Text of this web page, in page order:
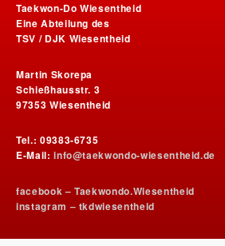
Taekwon-Do Wiesentheid
Eine Abteilung des
TSV / DJK Wiesentheid
Martin Skorepa
Schießhausstr. 3
97353 Wiesentheid
Tel.: 09383-6735
E-Mail:info@taekwondo-wiesentheid.de
facebook – Taekwondo.Wiesentheid
instagram – tkdwiesentheid